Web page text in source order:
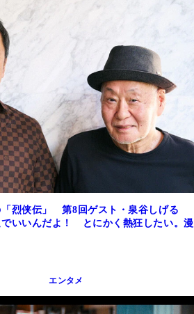
烈侠伝」 第8回ゲスト・泉谷しげる
でいいんだよ！ とにかく熱狂したい。漫
エンタメ